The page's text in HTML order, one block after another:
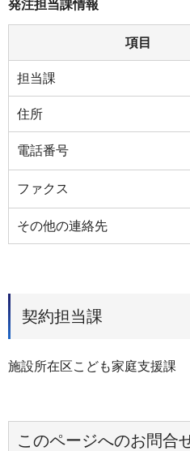
発注担当課情報
項目
担当課
住所
電話番号
ファクス
その他の連絡先
契約担当課
施設所在区こども家庭支援課
このページへのお問合